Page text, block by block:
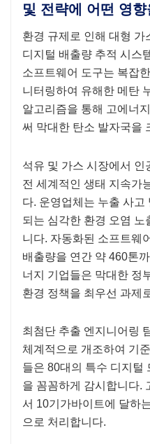
및 전략에 어떤 영
환경 규제로 인해 대형
디지털 배출량 추적 시스
소프트웨어 도구는 복잡
니터링하여 유해한 메탄
알고리즘을 통해 고에너
써 막대한 탄소 발자국을
석유 및 가스 시장에서 인
전 세계적인 생태 지속가
다. 운영업체는 누출 ​​사고
되는 심각한 환경 오염
니다. 자동화된 소프트웨
배출량을 연간 약 460톤
너지 기업들은 막대한 정
환경 정책을 최우선 과제
최첨단 추출 엔지니어링
체계적으로 개조하여 기
들은 80대의 특수 디지털
을 꼼꼼하게 감시합니다.
서 10기가바이트에 달하
으로 처리합니다.